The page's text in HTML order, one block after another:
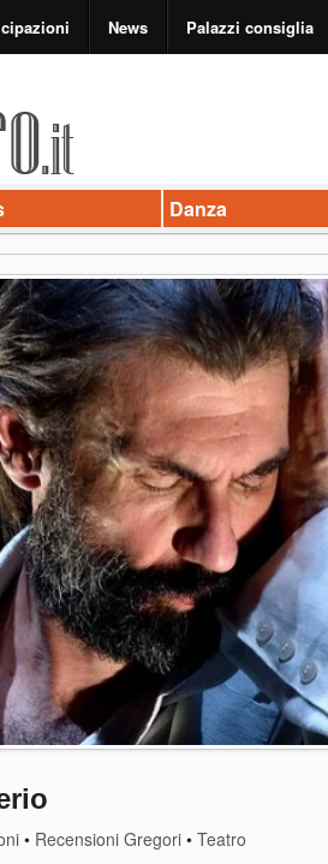
News Palazzi consiglia
Danza
• Recensioni Gregori •Teatro